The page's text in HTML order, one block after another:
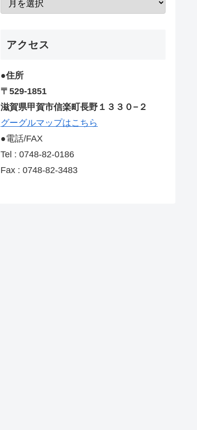
アクセス
●住所
〒529-1851
滋賀県甲賀市信楽町長野１３３０−２
グーグルマップはこちら
●電話/FAX
Tel : 0748-82-0186
Fax : 0748-82-3483